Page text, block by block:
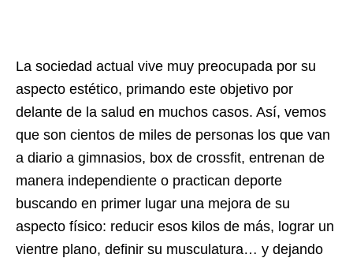
La sociedad actual vive muy preocupada por su
aspecto estético, primando este objetivo por
delante de la salud en muchos casos. Así, vemos
que son cientos de miles de personas los que van
a diario a gimnasios, box de crossfit, entrenan de
manera independiente o practican deporte
buscando en primer lugar una mejora de su
aspecto físico: reducir esos kilos de más, lograr un
vientre plano, definir su musculatura… y dejando